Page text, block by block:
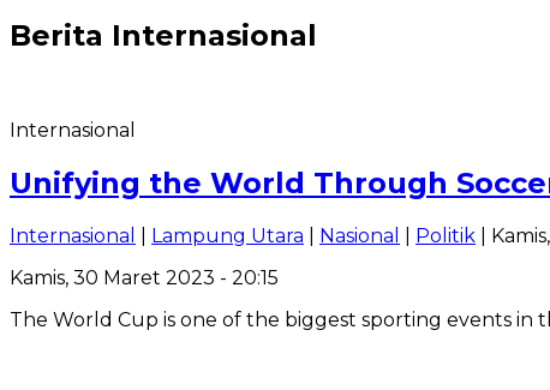
Berita Internasional
Internasional
Unifying the World Through
Internasional Lampung Utara Nasional Politik |
Kamis, 30 Maret 2023 - 20:15
The World Cup is one of the biggest sporting events